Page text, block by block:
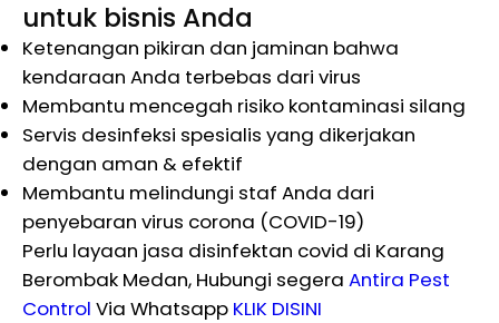
untuk bisnis Anda
Ketenangan pikiran dan jaminan bahwa
kendaraan Anda terbebas dari virus
Membantu mencegah risiko kontaminasi silang
Servis desinfeksi spesialis yang dikerjakan
dengan aman & efektif
Membantu melindungi staf Anda dari
penyebaran virus corona (COVID-19)
Perlu layaan jasa disinfektan covid di Karang
Berombak Medan, Hubungi segera Antira Pest
Control Via Whatsapp KLIK DISINI